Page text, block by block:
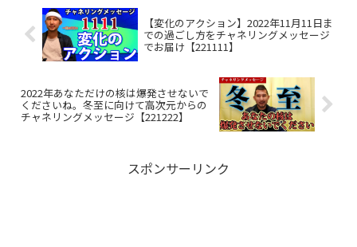
【変化のアクション】2022年11月11日ま
での過ごし方をチャネリングメッセージ
でお届け【221111】
2022年あなただけの核は爆発させないで
くださいね。冬至に向けて高次元からの
チャネリングメッセージ【221222】
スポンサーリンク